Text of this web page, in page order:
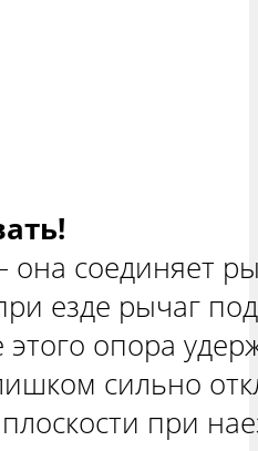
2172 «ПРИОРА
21213 «НИВА
соединяет
езде рычаг
этого опора
сильно
при